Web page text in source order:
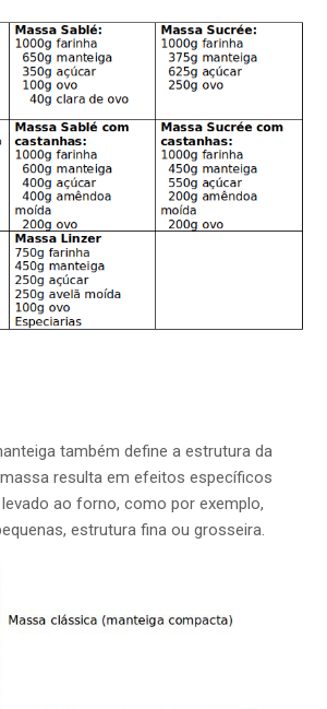
também define a estrutura da
resulta em efeitos específicos
ao forno, como por exemplo,
estrutura fina ou grosseira.